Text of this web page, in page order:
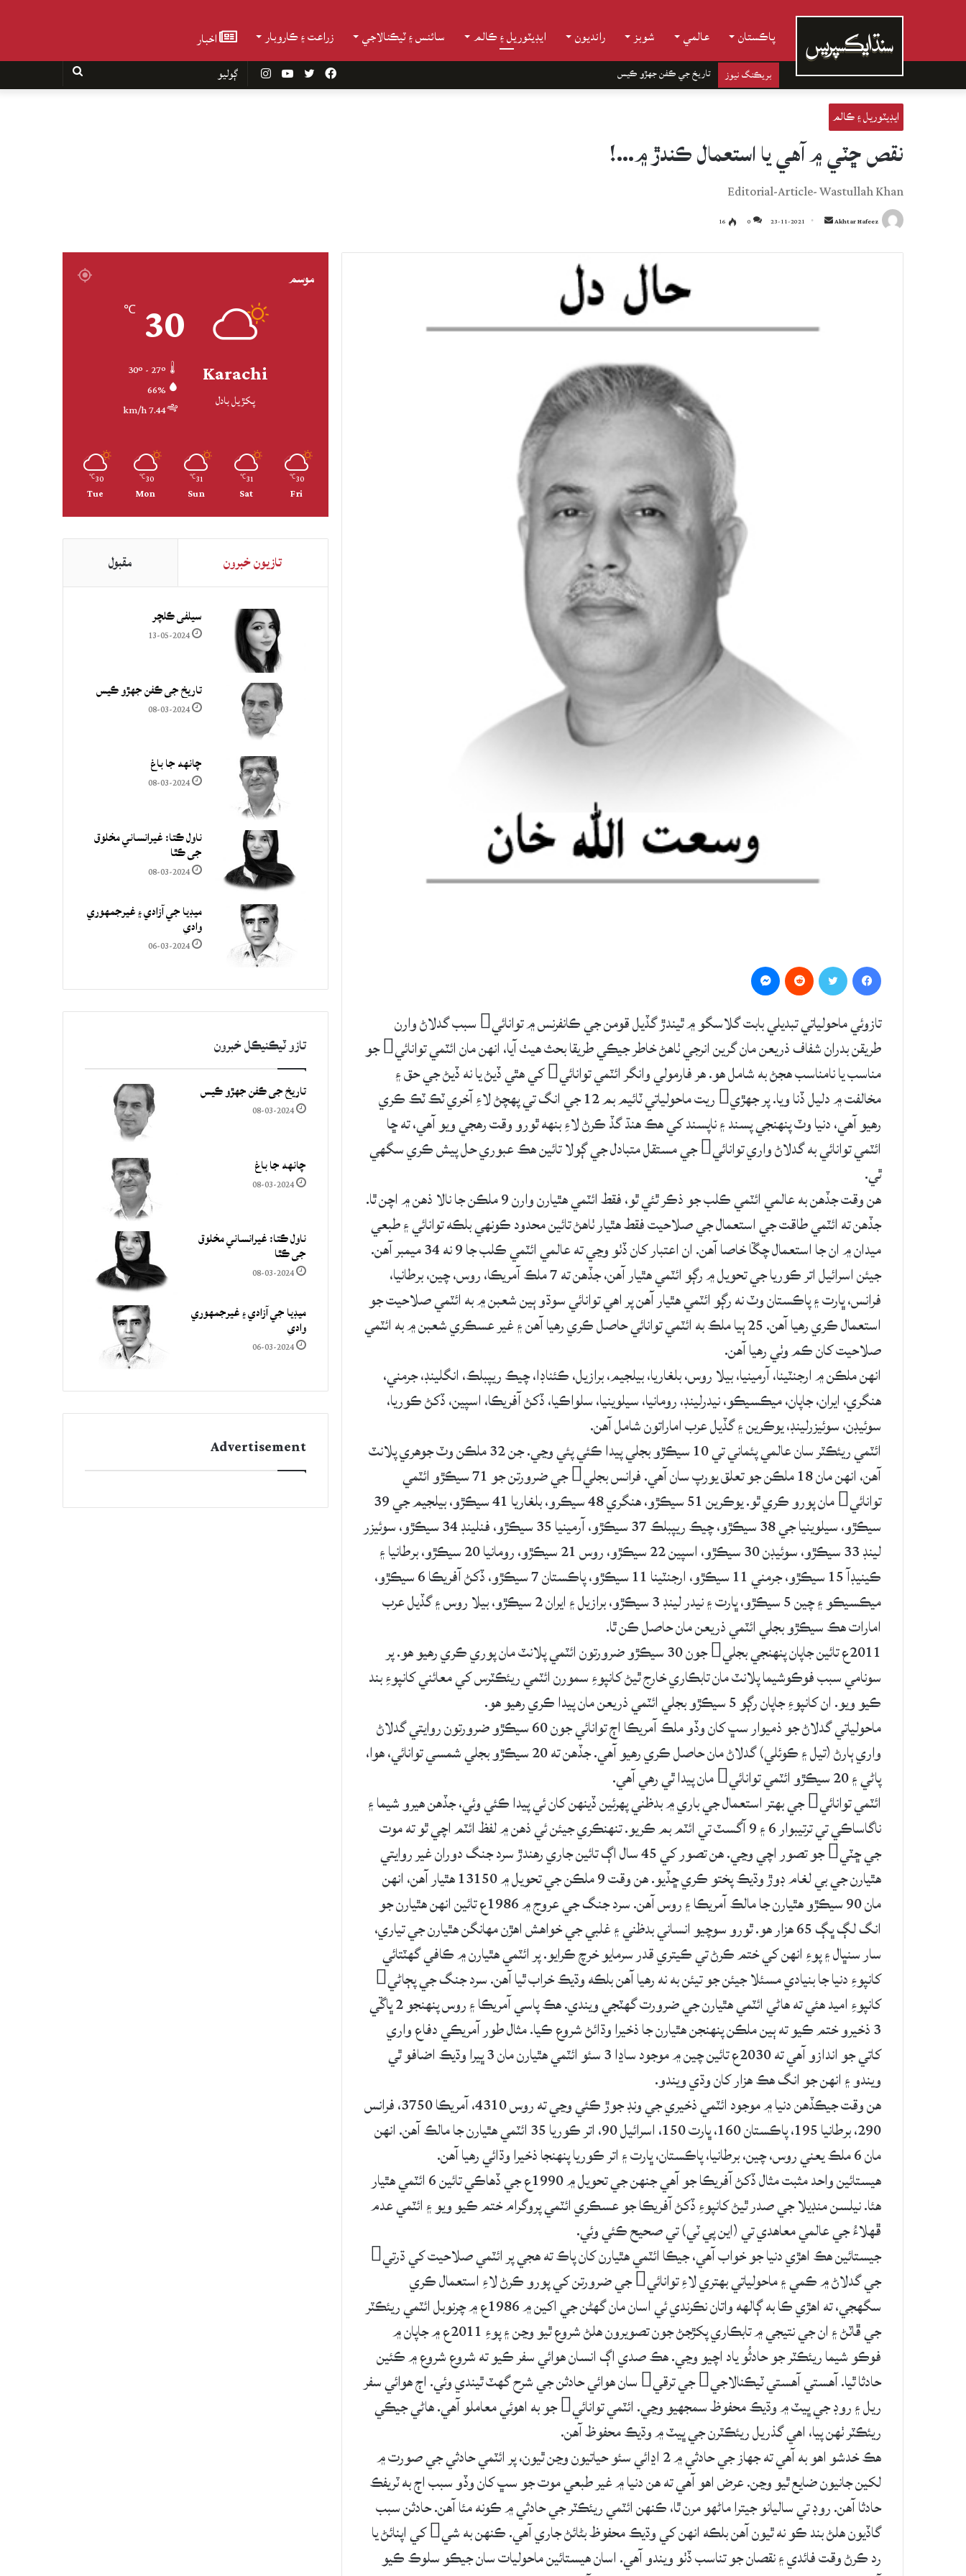
پاڪستان عالمي شوبز رانديون ايڊيٽوريل ۽ ڪالم سائنس ۽ ٽيڪنالاجي زراعت ۽ ڪاروبار اخبار
بريڪنگ نيوز تاريخ جي ڪفن جھڙو ڪيس InstagramYouTube Twitter
Facebook
ايڊيٽوريل ۽ ڪالم
نقص ڇٽي ۾ آهي يا استعمال ڪندڙ ۾…!
Editorial-Article- Wastullah Khan
Akhtar Hafeez
Send
email
23-11-2021
0
16
تازوئي ماحولياتي تبديلي بابت گلاسگو ۾ ٿيندڙ گڏيل قومن جي ڪانفرنس ۾ توانائي سبب گدلاڻ وارن
طريقن بدران شفاف ذريعن مان گرين انرجي ٺاهڻ خاطر جيڪي طريقا بحث هيٺ آيا، انهن مان ائٽمي توانائي جو
مناسب يا نامناسب هجڻ به شامل هو. هر فارمولي وانگر ائٽمي توانائي کي هٿي ڏيڻ يا نه ڏيڻ جي حق ۽
مخالفت ۾ دليل ڏنا ويا. پر جهڙي ريت ماحولياتي ٽائيم بم 12 جي انگ تي پهچڻ لاءِ آخري ٽڪ ٽڪ ڪري
رهيو آهي، دنيا وٽ پنهنجي پسند ۽ ناپسند کي هڪ هنڌ گڏ ڪرڻ لاءِ بنهه ٿورو وقت رهجي ويو آهي، ته ڇا
ائٽمي توانائي به گدلاڻ واري توانائي جي مستقل متبادل جي ڳولا تائين هڪ عبوري حل پيش ڪري سگهي
ٿي.
هن وقت جڏهن به عالمي ائٽمي ڪلب جو ذڪر ٿئي ٿو، فقط ائٽمي هٿيارن وارن 9 ملڪن جا نالا ذهن ۾ اچن ٿا.
جڏهن ته ائٽمي طاقت جي استعمال جي صلاحيت فقط هٿيار ٺاهڻ تائين محدود ڪونهي بلڪه توانائي ۽ طبعي
ميدان ۾ ان جا استعمال چڱا خاصا آهن. ان اعتبار کان ڏٺو وڃي ته عالمي ائٽمي ڪلب جا 9 نه 34 ميمبر آهن.
جيئن اسرائيل اتر ڪوريا جي تحويل ۾ رڳو ائٽمي هٿيار آهن، جڏهن ته 7 ملڪ آمريڪا، روس، چين، برطانيا،
فرانس، ڀارت ۽ پاڪستان وٽ نه رڳو ائٽمي هٿيار آهن پر اهي توانائي سوڌو ٻين شعبن ۾ به ائٽمي صلاحيت جو
استعمال ڪري رهيا آهن. 25 ٻيا ملڪ به ائٽمي توانائي حاصل ڪري رهيا آهن ۽ غير عسڪري شعبن ۾ به ائٽمي
صلاحيت کان ڪم وٺي رهيا آهن.
انهن ملڪن ۾ ارجنٽينا، آرمينيا، بيلا روس، بلغاريا، بيلجيم، برازيل، ڪئناڊا، چيڪ ريپبلڪ، انگلينڊ، جرمني،
هنگري، ايران، جاپان، ميڪسيڪو، نيدرلينڊ، رومانيا، سيلوينيا، سلواڪيا، ڏکڻ آفريڪا، اسپين، ڏکڻ ڪوريا،
سوئيڊن، سوئيزرلينڊ، يوڪرين ۽ گڏيل عرب اماراتون شامل آهن.
ائٽمي ريئڪٽر سان عالمي پئماني تي 10 سيڪڙو بجلي پيدا ڪئي پئي وڃي. جن 32 ملڪن وٽ جوهري پلانٽ
آهن، انهن مان 18 ملڪن جو تعلق يورپ سان آهي. فرانس بجلي جي ضرورتن جو 71 سيڪڙو ائٽمي
توانائي مان پورو ڪري ٿو. يوڪرين 51 سيڪڙو، هنگري 48 سيڪرو، بلغاريا 41 سيڪڙو، بيلجيم جي 39
سيڪڙو، سيلوينيا جي 38 سيڪڙو، چيڪ ريپبلڪ 37 سيڪڙو، آرمينيا 35 سيڪڙو، فنلينڊ 34 سيڪڙو، سوئيزر
لينڊ 33 سيڪڙو، سوئيڊن 30 سيڪڙو، اسپين 22 سيڪڙو، روس 21 سيڪڙو، رومانيا 20 سيڪڙو، برطانيا ۽
ڪينيڊآ 15 سيڪڙو، جرمني 11 سيڪڙو، ارجنٽينا 11 سيڪڙو، پاڪستان 7 سيڪڙو، ڏکڻ آفريڪا 6 سيڪڙو،
ميڪسيڪو ۽ چين 5 سيڪڙو، ڀارت ۽ نيدر لينڊ 3 سيڪڙو، برازيل ۽ ايران 2 سيڪڙو، بيلا روس ۽ گڏيل عرب
امارات هڪ سيڪڙو بجلي ائٽمي ذريعن مان حاصل ڪن ٿا.
2011ع تائين جاپان پنهنجي بجلي جون 30 سيڪڙو ضرورتون ائٽمي پلانٽ مان پوري ڪري رهيو هو. پر
سونامي سبب فوڪوشيما پلانٽ مان تابڪاري خارج ٿيڻ کانپوءِ سمورن ائٽمي ريئڪٽرس کي معائني کانپوءِ بند
ڪيو ويو. ان کانپوءِ جاپان رڳو 5 سيڪڙو بجلي ائٽمي ذريعن مان پيدا ڪري رهيو هو.
ماحولياتي گدلاڻ جو ذميوار سڀ کان وڏو ملڪ آمريڪا اڄ توانائي جون 60 سيڪڙو ضرورتون روايتي گدلاڻ
واري ٻارڻ (تيل ۽ ڪوئلي) گدلاڻ مان حاصل ڪري رهيو آهي. جڏهن ته 20 سيڪڙو بجلي شمسي توانائي، هوا،
پاڻي ۽ 20 سيڪڙو ائٽمي توانائي مان پيدا ٿي رهي آهي.
ائٽمي توانائي جي بهتر استعمال جي باري ۾ بدظني پهرئين ڏينهن کان ئي پيدا ڪئي وئي، جڏهن هيرو شيما ۽
ناگاساڪي تي ترتيبوار 6 ۽ 9 آگسٽ تي ائٽم بم ڪريو. تنهنڪري جيئن ئي ذهن ۾ لفظ ائٽم اچي ٿو ته موت
جي ڇٽي جو تصور اچي وڃي. هن تصور کي 45 سال اڳ تائين جاري رهندڙ سرد جنگ دوران غير روايتي
هٿيارن جي بي لغام ڊوڙ وڌيڪ پختو ڪري ڇڏيو. هن وقت 9 ملڪن جي تحويل ۾ 13150 هٿيار آهن، انهن
مان 90 سيڪڙو هٿيارن جا مالڪ آمريڪا ۽ روس آهن. سرد جنگ جي عروج ۾ 1986ع تائين انهن هٿيارن جو
انگ لڳ ڀڳ 65 هزار هو. ٿورو سوچيو انساني بدظني ۽ غلبي جي خواهش اهڙن مهانگن هٿيارن جي تياري،
سار سنڀال ۽ پوءِ انهن کي ختم ڪرڻ تي ڪيتري قدر سرمايو خرچ ڪرايو. پر ائٽمي هٿيارن ۾ ڪافي گهٽتائي
کانپوءِ دنيا جا بنيادي مسئلا جيئن جو تيئن به نه رهيا آهن بلڪه وڌيڪ خراب ٿيا آهن. سرد جنگ جي پڄاڻي
کانپوءِ اميد هئي ته هاڻي ائٽمي هٿيارن جي ضرورت گهٽجي ويندي. هڪ پاسي آمريڪا ۽ روس پنهنجو 2 ڀاڱي
3 ذخيرو ختم ڪيو ته ٻين ملڪن پنهنجن هٿيارن جا ذخيرا وڌائڻ شروع ڪيا. مثال طور آمريڪي دفاع واري
کاتي جو اندازو آهي ته 2030ع تائين چين ۾ موجود ساڍا 3 سئو ائٽمي هٿيارن مان 3 ڀيرا وڌيڪ اضافو ٿي
ويندو ۽ انهن جو انگ هڪ هزار کان وڌي ويندو.
هن وقت جيڪڏهن دنيا ۾ موجود ائٽمي ذخيري جي ونڊ جوڙ ڪئي وڃي ته روس 4310، آمريڪا 3750، فرانس
290، برطانيا 195، پاڪستان 160، ڀارت 150، اسرائيل 90، اتر ڪوريا 35 ائٽمي هٿيارن جا مالڪ آهن. انهن
مان 6 ملڪ يعني روس، چين، برطانيا، پاڪستان، ڀارت ۽ اتر ڪوريا پنهنجا ذخيرا وڌائي رهيا آهن.
هيستائين واحد مثبت مثال ڏکڻ آفريڪا جو آهي جنهن جي تحويل ۾ 1990ع جي ڏهاڪي تائين 6 ائٽمي هٿيار
هئا. نيلسن منڊيلا جي صدر ٿيڻ کانپوءِ ڏکڻ آفريڪا جو عسڪري ائٽمي پروگرام ختم ڪيو ويو ۽ ائٽمي عدم
ڦهلاءُ جي عالمي معاهدي تي (اين پي ٽي) تي صحيح ڪئي وئي.
جيستائين هڪ اهڙي دنيا جو خواب آهي، جيڪا ائٽمي هٿيارن کان پاڪ ته هجي پر ائٽمي صلاحيت کي ڌرتي
جي گدلاڻ ۾ ڪمي ۽ ماحولياتي بهتري لاءِ توانائي جي ضرورتن کي پورو ڪرڻ لاءِ استعمال ڪري
سگهجي، ته اهڙي ڪا به ڳالهه واتان نڪرندي ئي اسان مان گهڻن جي اکين ۾ 1986ع ۾ چرنوبل ائٽمي ريئڪٽر
جي ڦاٽڻ ۽ ان جي نتيجي ۾ تابڪاري پکڙجڻ جون تصويرون هلڻ شروع ٿيو وڃن ۽ پوءِ 2011ع ۾ جاپان ۾
فوڪو شيما ريئڪٽر جو حادثُو ياد اچيو وڃي. هڪ صدي اڳ انسان هوائي سفر ڪيو ته شروع شروع ۾ ڪئين
حادثا ٿيا. آهستي آهستي ٽيڪنالاجي جي ترقي سان هوائي حادثن جي شرح گهٽ ٿيندي وئي. اڄ هوائي سفر
ريل ۽ روڊ جي ڀيٽ ۾ وڌيڪ محفوظ سمجهيو وڃي. ائٽمي توانائي جو به اهوئي معاملو آهي. هاڻي جيڪي
ريئڪٽر ٺهن پيا، اهي گذريل ريئڪٽرن جي ڀيٽ ۾ وڌيڪ محفوظ آهن.
هڪ خدشو اهو به آهي ته جهاز جي حادثي ۾ 2 اڍائي سئو حياتيون وڃن ٿيون، پر ائٽمي حادثي جي صورت ۾
لکين جانيون ضايع ٿيو وڃن. عرض اهو آهي ته هن دنيا ۾ غير طبعي موت جو سڀ کان وڏو سبب اڄ به ٽريفڪ
حادثا آهن. روڊ تي ساليانو جيترا ماڻهو مرن ٿا، ڪنهن ائٽمي ريئڪٽر جي حادثي ۾ ڪونه مئا آهن. حادثن سبب
گاڏيون هلڻ بند ڪو نه ٿيون آهن بلڪه انهن کي وڌيڪ محفوظ بڻائڻ جاري آهي. ڪنهن به شي کي اپنائڻ يا
رد ڪرڻ وقت فائدي ۽ نقصان جو تناسب ڏٺو ويندو آهي. اسان هيستائين ماحوليات سان جيڪو سلوڪ ڪيو
موسم
Karachi
پکڙيل بادل
30
℃
66%
7.44 km/h
30
℃
Fri
31
℃
Sat
31
℃
Sun
30
℃
Mon
30
℃
Tue
تازيون خبرون مقبول
سيلفي ڪلچر
13-05-2024
تاريخ جي ڪفن جھڙو ڪيس
08-03-2024
چانهه جا باغ
08-03-2024
ناول ڪتا: غيرانساني مخلوق
جي ڪٿا
08-03-2024
ميڊيا جي آزادي ۽ غيرجمھوري
وادي
06-03-2024
تازو ٽيڪنيڪل خبرون
تاريخ جي ڪفن جھڙو ڪيس
08-03-2024
چانهه جا باغ
08-03-2024
ناول ڪتا: غيرانساني مخلوق
جي ڪٿا
08-03-2024
ميڊيا جي آزادي ۽ غيرجمھوري
وادي
06-03-2024
Advertisement